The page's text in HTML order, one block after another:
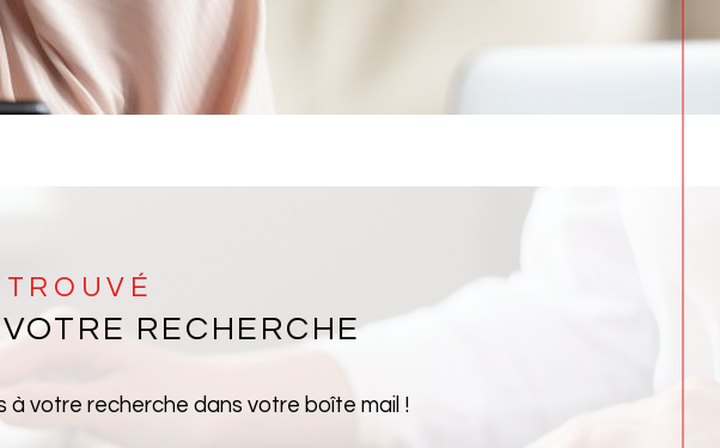
TROUVÉ
RECHERCHE
votre recherche dans votre boîte mail !